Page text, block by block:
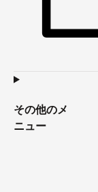
その他のメ
ニュー